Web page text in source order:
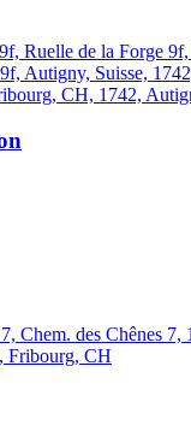
Ruelle de la Forge
Autigny, Suisse,
CH, 1742,
Chem. des Chênes 7,
Fribourg, CH